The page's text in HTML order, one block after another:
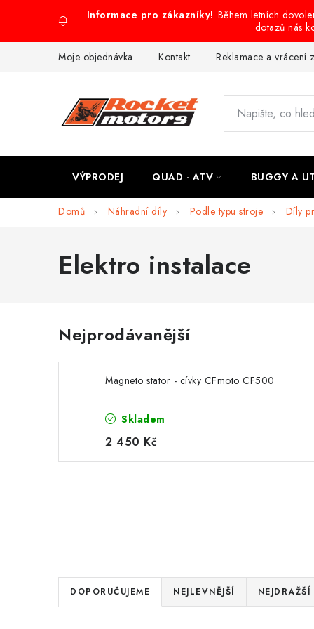
obsah
Během letních
dotazů nás
Moje objednávka Kontakt Reklamace a vrácení
VÝPRODEJ QUAD - ATV BUGGY A
Domů Náhradní díly Podle typu stroje Díly
Elektro instalace
Nejprodávanější
Magneto stator - cívky CFmoto CF500
Skladem
2 450 Kč
Ř
a
DOPORUČUJEME NEJLEVNĚJŠÍ NEJDRAŽŠÍ